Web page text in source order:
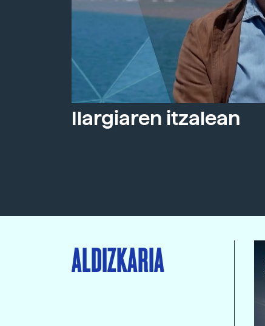
Ilargiaren itzalean
ALDIZKARIA